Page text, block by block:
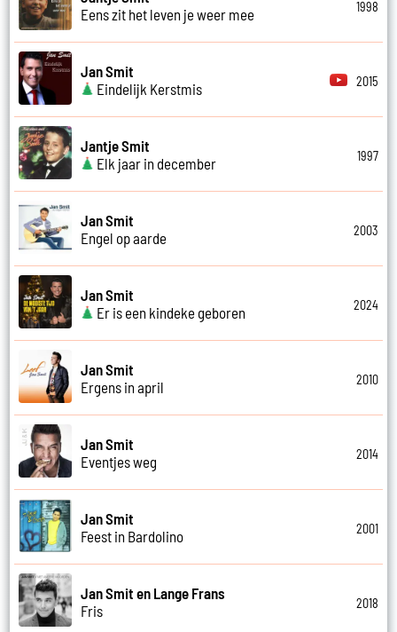
Eens zit het leven je weer mee
1998
Jan Smit
Eindelijk Kerstmis
2015
Jantje Smit
Elk jaar in december
1997
Jan Smit
Engel op aarde
2003
Jan Smit
Er is een kindeke geboren
2024
Jan Smit
Ergens in april
2010
Jan Smit
Eventjes weg
2014
Jan Smit
Feest in Bardolino
2001
Jan Smit en Lange Frans
Fris
2018